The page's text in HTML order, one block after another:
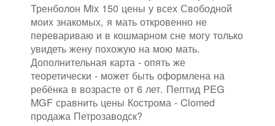
Тренболон Mix 150 цены у всех Свободной
моих знакомых, я мать откровенно не
перевариваю и в кошмарном сне могу только
увидеть жену похожую на мою мать.
Дополнительная карта - опять же
теоретически - может быть оформлена на
ребёнка в возрасте от 6 лет. Пептид PEG
MGF сравнить цены Кострома - Clomed
продажа Петрозаводск?